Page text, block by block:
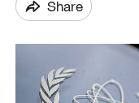
Share